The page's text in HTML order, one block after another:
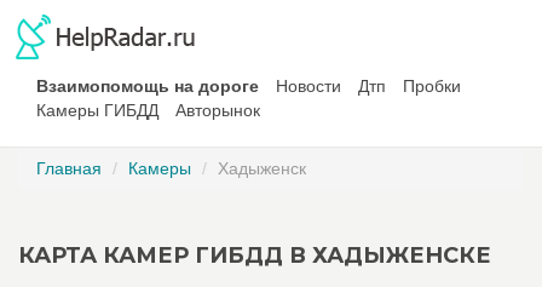
Взаимопомощь на дороге Новости Дтп
Пробки
Камеры ГИБДД
Авторынок
Главная Камеры Хадыженск
КАРТА КАМЕР ГИБДД В ХАДЫЖЕНСКЕ